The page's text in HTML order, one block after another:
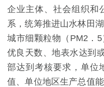
企业主体、社会组织和
系，统筹推进山水林田
城市细颗粒物（PM2．
优良天数、地表水达到
部达到考核要求，单位
值、单位地区生产总值